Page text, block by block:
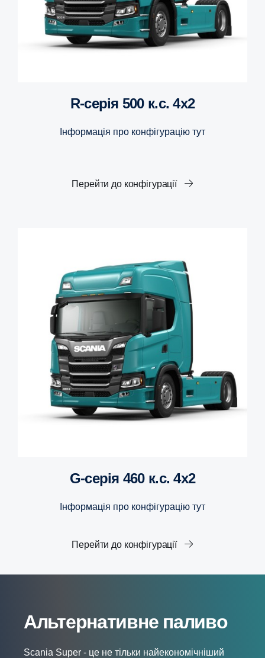
R-серія 500 к.с. 4х2
Інформація про конфігурацію тут
Перейти до конфігурації
G-серія 460 к.с. 4x2
Інформація про конфігурацію тут
Перейти до конфігурації
Альтернативне паливо
Scania Super - це не тільки найекономічніший